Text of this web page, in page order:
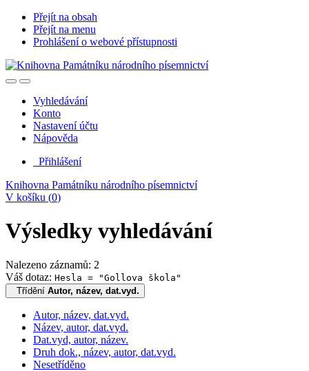
Přejít na obsah
Přejít na menu
Prohlášení o webové přístupnosti
Vyhledávání
Konto
Nastavení účtu
Nápověda
Přihlášení
Knihovna Památníku národního písemnictví
V košíku (0)
Výsledky vyhledávání
Nalezeno záznamů: 2
Váš dotaz: Hesla = "Gollova škola"
Třídění Autor, název, dat.vyd.
Autor, název, dat.vyd.
Název, autor, dat.vyd.
Dat.vyd, autor, název.
Druh dok., název, autor, dat.vyd.
Nesetříděno